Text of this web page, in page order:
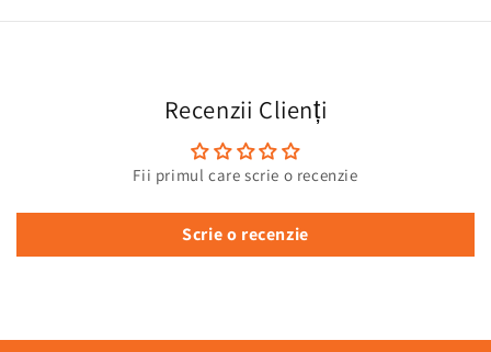
Recenzii Clienți
Fii primul care scrie o recenzie
Scrie o recenzie